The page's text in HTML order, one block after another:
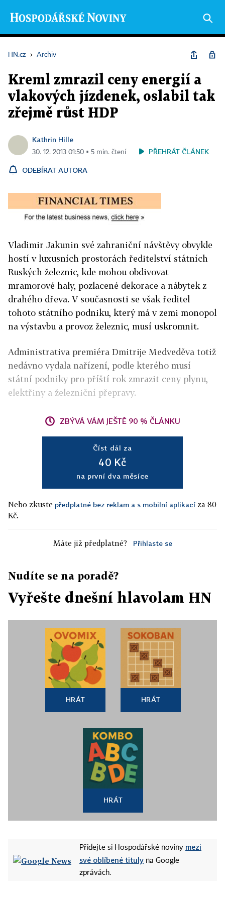
HN.cz › Archiv
Kreml zmrazil ceny energií a
vlakových jízdenek, oslabil tak
zřejmě růst HDP
Kathrin Hille
30. 12. 2013 01:50 ▪ 5 min. čtení PŘEHRÁT ČLÁNEK
ODEBÍRAT AUTORA
Vladimir Jakunin své zahraniční návštěvy obvykle
hostí v luxusních prostorách ředitelství státních
Ruských železnic, kde mohou obdivovat
mramorové haly, pozlacené dekorace a nábytek z
drahého dřeva. V současnosti se však ředitel
tohoto státního podniku, který má v zemi monopol
na výstavbu a provoz železnic, musí uskromnit.
Administrativa premiéra Dmitrije Medveděva totiž
nedávno vydala nařízení, podle kterého musí
státní podniky pro příští rok zmrazit ceny plynu,
elektřiny a železniční přepravy.
ZBÝVÁ VÁM JEŠTĚ 90 % ČLÁNKU
Číst dál za
40 Kč
na první dva měsíce
Nebo zkuste předplatné bez reklam a s mobilní aplikací za 80
Kč.
Máte již předplatné? Přihlaste se
Nudíte se na poradě?
Vyřešte dnešní hlavolam HN
HRÁT HRÁT
HRÁT
Přidejte si Hospodářské noviny mezi
své oblíbené tituly na Google
zprávách.